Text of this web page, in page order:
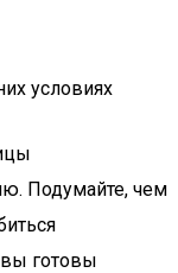
условиях
Подумайте, чем
готовы